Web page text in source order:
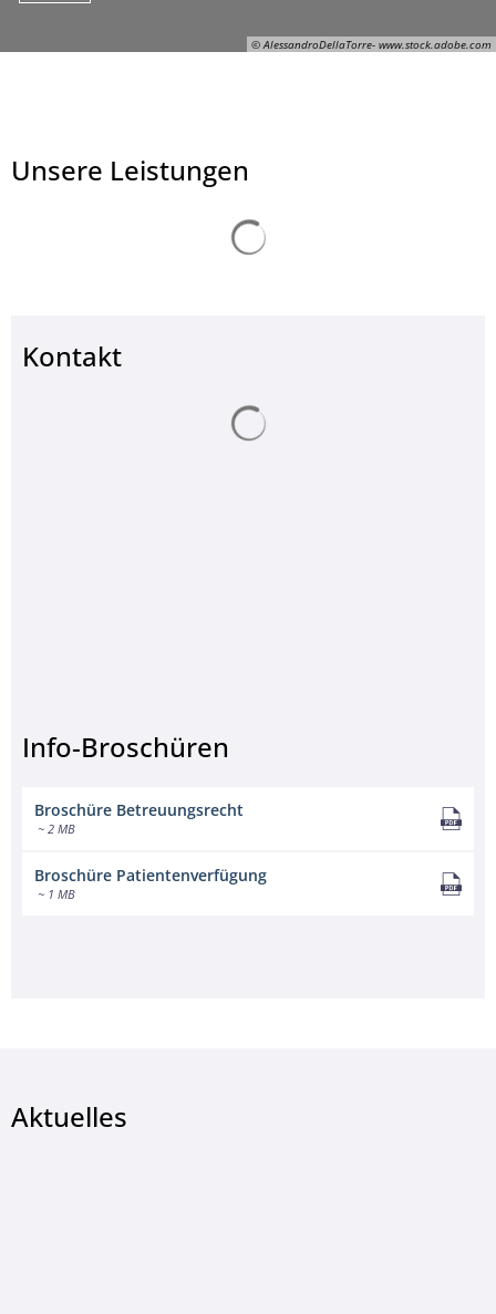
© AlessandroDellaTorre- www.stock.adobe.com
Unsere Leistungen
Kontakt
Info-Broschüren
Broschüre Betreuungsrecht
~ 2 MB
Broschüre Patientenverfügung
~ 1 MB
Aktuelles